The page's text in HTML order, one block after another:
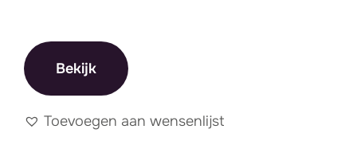
Bekijk
Toevoegen aan wensenlijst